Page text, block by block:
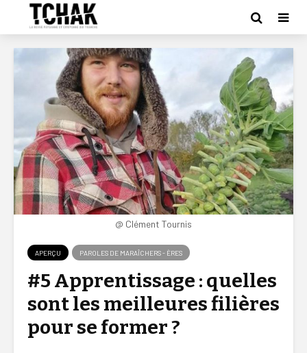
@ Clément Tournis
APERÇU PAROLES DE MARAÎCHERS - ÈRES
#5 Apprentissage : quelles
sont les meilleures filières
pour se former ?